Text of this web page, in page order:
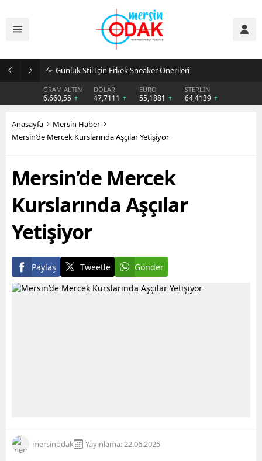
Günlük Stil İçin Erkek Sneaker Önerileri
GRAM ALTIN
6.660,55
DOLAR
47,7111
EURO
55,1881
STERLİN
64,4139
Anasayfa
Mersin Haber
Mersin’de Mercek Kurslarında Aşçılar Yetişiyor
Mersin’de Mercek
Kurslarında Aşçılar
Yetişiyor
Paylaş Tweetle Gönder
mersinodak Yayınlama: 22.06.2025